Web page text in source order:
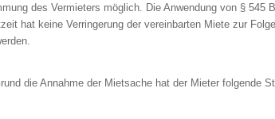
des Vermieters möglich. Die Anwendung von § 545
hat keine Verringerung der vereinbarten Miete zur
die Annahme der Mietsache hat der Mieter folgende